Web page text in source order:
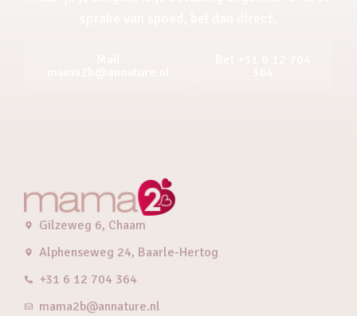
Gilzeweg 6, Chaam
Alphenseweg 24, Baarle-Hertog
+31 6 12 704 364
mama2b@annature.nl